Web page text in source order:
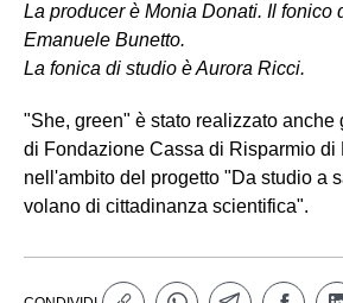
La producer è Monia Donati. Il fonico
Emanuele Bunetto.
La fonica di studio è Aurora Ricci.
"She, green" è stato realizzato anche
di Fondazione Cassa di Risparmio di
nell'ambito del progetto "Da studio a
volano di cittadinanza scientifica".